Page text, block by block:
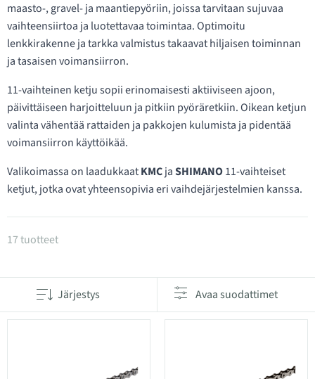
maasto-, gravel- ja maantiepyöriin, joissa tarvitaan sujuvaa
vaihteensiirtoa ja luotettavaa toimintaa. Optimoitu
lenkkirakenne ja tarkka valmistus takaavat hiljaisen toiminnan
ja tasaisen voimansiirron.
11-vaihteinen ketju sopii erinomaisesti aktiiviseen ajoon,
päivittäiseen harjoitteluun ja pitkiin pyöräretkiin. Oikean ketjun
valinta vähentää rattaiden ja pakkojen kulumista ja pidentää
voimansiirron käyttöikää.
Valikoimassa on laadukkaatKMCjaSHIMANO11-vaihteiset
ketjut, jotka ovat yhteensopivia eri vaihdejärjestelmien kanssa.
Tuotteet kategoriassa 11-vaihteiset ketjut
17 tuotteet
Järjestys Avaa suodattimet